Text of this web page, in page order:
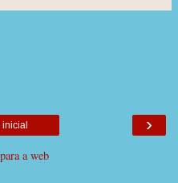
›
inicial
a web